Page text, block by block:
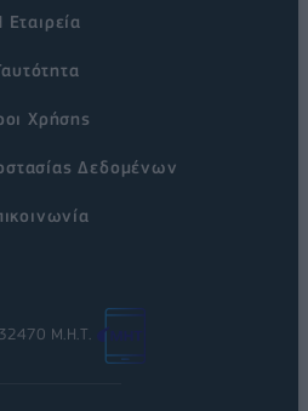
Εταιρεία
Χρήσης
Δεδομένων
Μ.Η.Τ.